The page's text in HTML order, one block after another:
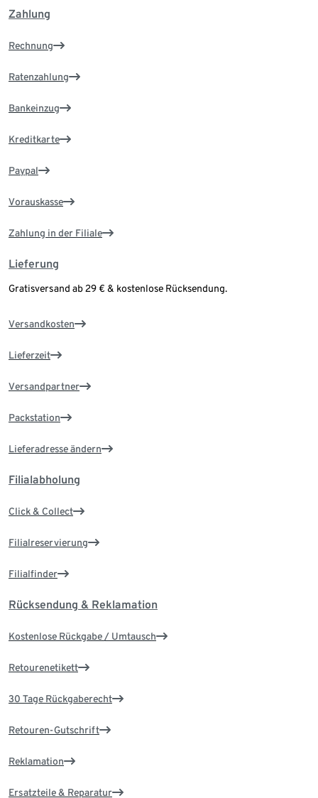
Zahlung
Rechnung
Ratenzahlung
Bankeinzug
Kreditkarte
Paypal
Vorauskasse
Zahlung in der Filiale
Lieferung
Gratisversand ab 29 € & kostenlose Rücksendung.
Versandkosten
Lieferzeit
Versandpartner
Packstation
Lieferadresse ändern
Filialabholung
Click & Collect
Filialreservierung
Filialfinder
Rücksendung & Reklamation
Kostenlose Rückgabe / Umtausch
Retourenetikett
30 Tage Rückgaberecht
Retouren-Gutschrift
Reklamation
Ersatzteile & Reparatur